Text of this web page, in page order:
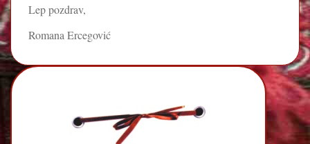
n
t
e
n
t
Lep pozdrav,
Romana Ercegović